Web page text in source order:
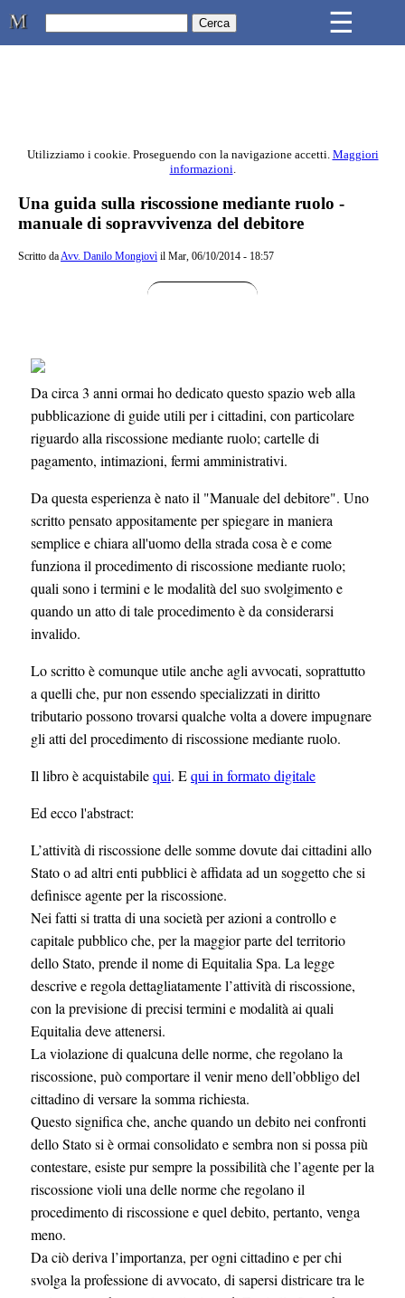
Studio Legale Mongiovì ☰
Contenuto principale della pagina
Utilizziamo i cookie. Proseguendo con la navigazione accetti. Maggiori
informazioni.
Una guida sulla riscossione mediante ruolo -
manuale di sopravvivenza del debitore
Scritto daAvv. Danilo Mongiovì il Mar, 06/10/2014 - 18:57
Da circa 3 anni ormai ho dedicato questo spazio web alla
pubblicazione di guide utili per i cittadini, con particolare
riguardo alla riscossione mediante ruolo; cartelle di
pagamento, intimazioni, fermi amministrativi.
Da questa esperienza è nato il "Manuale del debitore". Uno
scritto pensato appositamente per spiegare in maniera
semplice e chiara all'uomo della strada cosa è e come
funziona il procedimento di riscossione mediante ruolo;
quali sono i termini e le modalità del suo svolgimento e
quando un atto di tale procedimento è da considerarsi
invalido.
Lo scritto è comunque utile anche agli avvocati, soprattutto
a quelli che, pur non essendo specializzati in diritto
tributario possono trovarsi qualche volta a dovere impugnare
gli atti del procedimento di riscossione mediante ruolo.
Il libro è acquistabilequi. Equi in formato digitale
Ed ecco l'abstract:
L’attività di riscossione delle somme dovute dai cittadini allo
Stato o ad altri enti pubblici è affidata ad un soggetto che si
definisce agente per la riscossione.
Nei fatti si tratta di una società per azioni a controllo e
capitale pubblico che, per la maggior parte del territorio
dello Stato, prende il nome di Equitalia Spa. La legge
descrive e regola dettagliatamente l’attività di riscossione,
con la previsione di precisi termini e modalità ai quali
Equitalia deve attenersi.
La violazione di qualcuna delle norme, che regolano la
riscossione, può comportare il venir meno dell’obbligo del
cittadino di versare la somma richiesta.
Questo significa che, anche quando un debito nei confronti
dello Stato si è ormai consolidato e sembra non si possa più
contestare, esiste pur sempre la possibilità che l’agente per la
riscossione violi una delle norme che regolano il
procedimento di riscossione e quel debito, pertanto, venga
meno.
Da ciò deriva l’importanza, per ogni cittadino e per chi
svolga la professione di avvocato, di sapersi districare tra le